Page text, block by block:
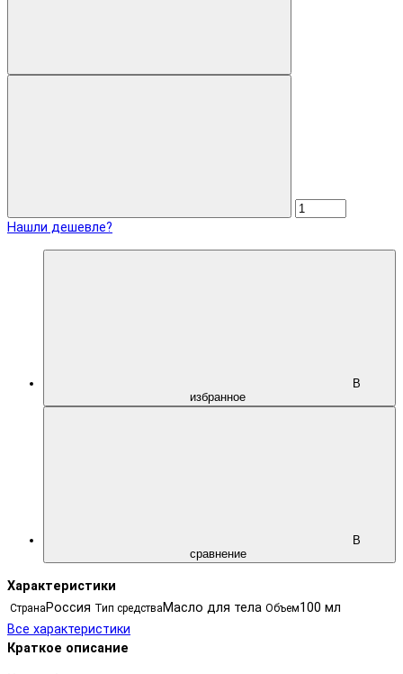
Нашли дешевле?
В
избранное
В
сравнение
Характеристики
Страна Россия Тип средства Масло для тела Объем100 мл
Все характеристики
Краткое описание